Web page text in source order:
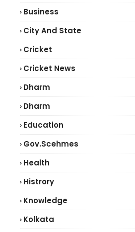
Business
City And State
Cricket
Cricket News
Dharm
Dharm
Education
Gov.scehmes
Health
Histrory
Knowledge
Kolkata